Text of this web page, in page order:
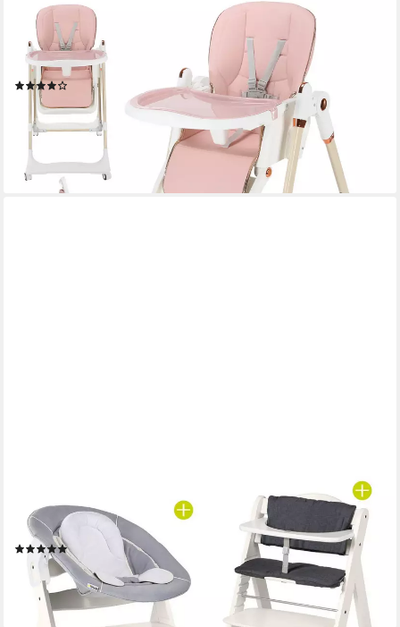
OYAJIA
Hochstuhl Kinderstuhl Stuhl Baby Kinderstuhl Klappbar mit
Esstablett (Baby & Kinder Hochstuhl Babyliege Höhenverstellbar,
Räder Klappbar), mit Liegefunktion 0-36 Monate
57,99 € 139,99 €
-59%
lieferbar - in 4-5 Werktagen bei dir
Hochstuhl Beta Plus White - Newborn Set, Babystuhl ab Geburt
inkl. Aufsatz für Neugeborene, Tisch, Sitzauflage
(1)
179,90 € UVP 229,80 €
-22%
lieferbar - in 3-4 Werktagen bei dir